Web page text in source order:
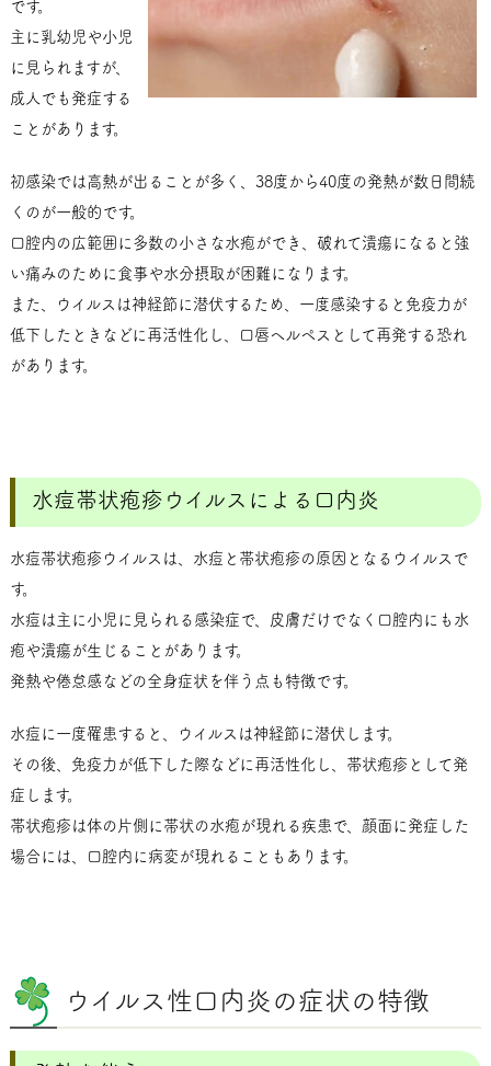
です。
主に乳幼児や小児
に見られますが、
成人でも発症する
ことがあります。
初感染では高熱が出ることが多く、38度から40度の発熱が数日間続
くのが一般的です。
口腔内の広範囲に多数の小さな水疱ができ、破れて潰瘍になると強
い痛みのために食事や水分摂取が困難になります。
また、ウイルスは神経節に潜伏するため、一度感染すると免疫力が
低下したときなどに再活性化し、口唇ヘルペスとして再発する恐れ
があります。
水痘帯状疱疹ウイルスによる口内炎
水痘帯状疱疹ウイルスは、水痘と帯状疱疹の原因となるウイルスで
す。
水痘は主に小児に見られる感染症で、皮膚だけでなく口腔内にも水
疱や潰瘍が生じることがあります。
発熱や倦怠感などの全身症状を伴う点も特徴です。
水痘に一度罹患すると、ウイルスは神経節に潜伏します。
その後、免疫力が低下した際などに再活性化し、帯状疱疹として発
症します。
帯状疱疹は体の片側に帯状の水疱が現れる疾患で、顔面に発症した
場合には、口腔内に病変が現れることもあります。
ウイルス性口内炎の症状の特徴